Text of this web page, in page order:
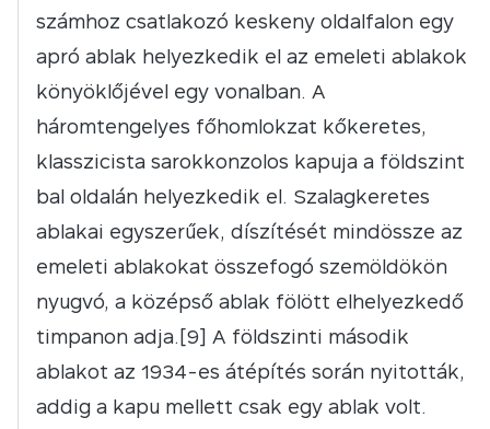
számhoz csatlakozó keskeny oldalfalon egy
apró ablak helyezkedik el az emeleti ablakok
könyöklőjével egy vonalban. A
háromtengelyes főhomlokzat kőkeretes,
klasszicista sarokkonzolos kapuja a földszint
bal oldalán helyezkedik el. Szalagkeretes
ablakai egyszerűek, díszítését mindössze az
emeleti ablakokat összefogó szemöldökön
nyugvó, a középső ablak fölött elhelyezkedő
timpanon adja.[9] A földszinti második
ablakot az 1934-es átépítés során nyitották,
addig a kapu mellett csak egy ablak volt.